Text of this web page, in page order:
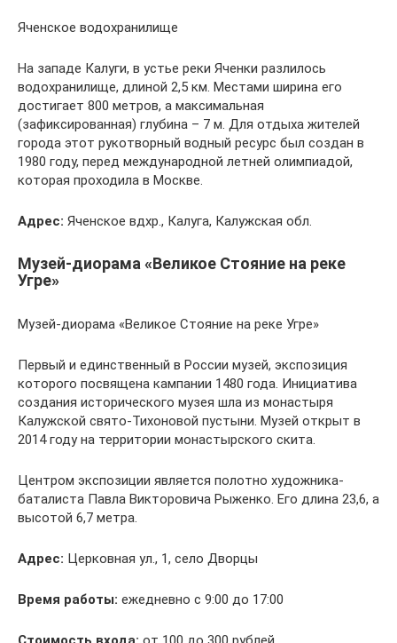
Яченское водохранилище
На западе Калуги, в устье реки Яченки разлилось
водохранилище, длиной 2,5 км. Местами ширина его
достигает 800 метров, а максимальная
(зафиксированная) глубина – 7 м. Для отдыха жителей
города этот рукотворный водный ресурс был создан в
1980 году, перед международной летней олимпиадой,
которая проходила в Москве.
Адрес: Яченское вдхр., Калуга, Калужская обл.
Музей-диорама «Великое Стояние на реке
Угре»
Музей-диорама «Великое Стояние на реке Угре»
Первый и единственный в России музей, экспозиция
которого посвящена кампании 1480 года. Инициатива
создания исторического музея шла из монастыря
Калужской свято-Тихоновой пустыни. Музей открыт в
2014 году на территории монастырского скита.
Центром экспозиции является полотно художника-
баталиста Павла Викторовича Рыженко. Его длина 23,6, а
высотой 6,7 метра.
Адрес: Церковная ул., 1, село Дворцы
Время работы: ежедневно с 9:00 до 17:00